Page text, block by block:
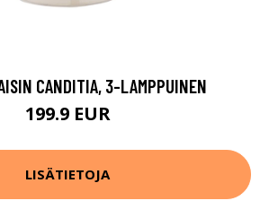
CANDITIA, 3-LAMPPUINEN
199.9 EUR
LISÄTIETOJA